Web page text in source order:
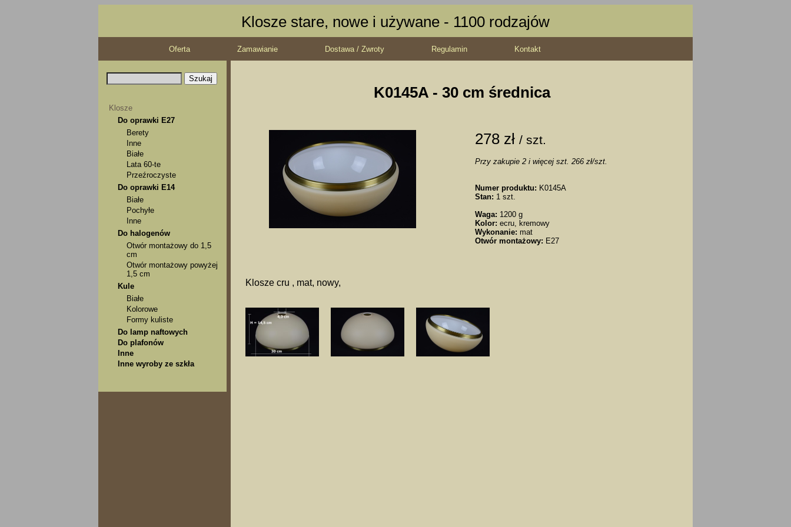
Klosze stare, nowe i używane - 1100 rodzajów
Oferta Zamawianie Dostawa / Zwroty Regulamin Kontakt
Klosze
Do oprawki E27
Berety
Inne
Białe
Lata 60-te
Przeźroczyste
Do oprawki E14
Białe
Pochyłe
Inne
Do halogenów
Otwór montażowy do 1,5
cm
Otwór montażowy powyżej
1,5 cm
Kule
Białe
Kolorowe
Formy kuliste
Do lamp naftowych
Do plafonów
Inne
Inne wyroby ze szkła
K0145A - 30 cm średnica
278 zł / szt.
Przy zakupie 2 i więcej szt. 266 zł/szt.
Numer produktu: K0145A
Stan: 1 szt.
Waga: 1200 g
Kolor: ecru, kremowy
Wykonanie: mat
Otwór montażowy: E27
Klosze cru , mat, nowy,